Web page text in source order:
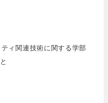
ィ関連技術に関する学部